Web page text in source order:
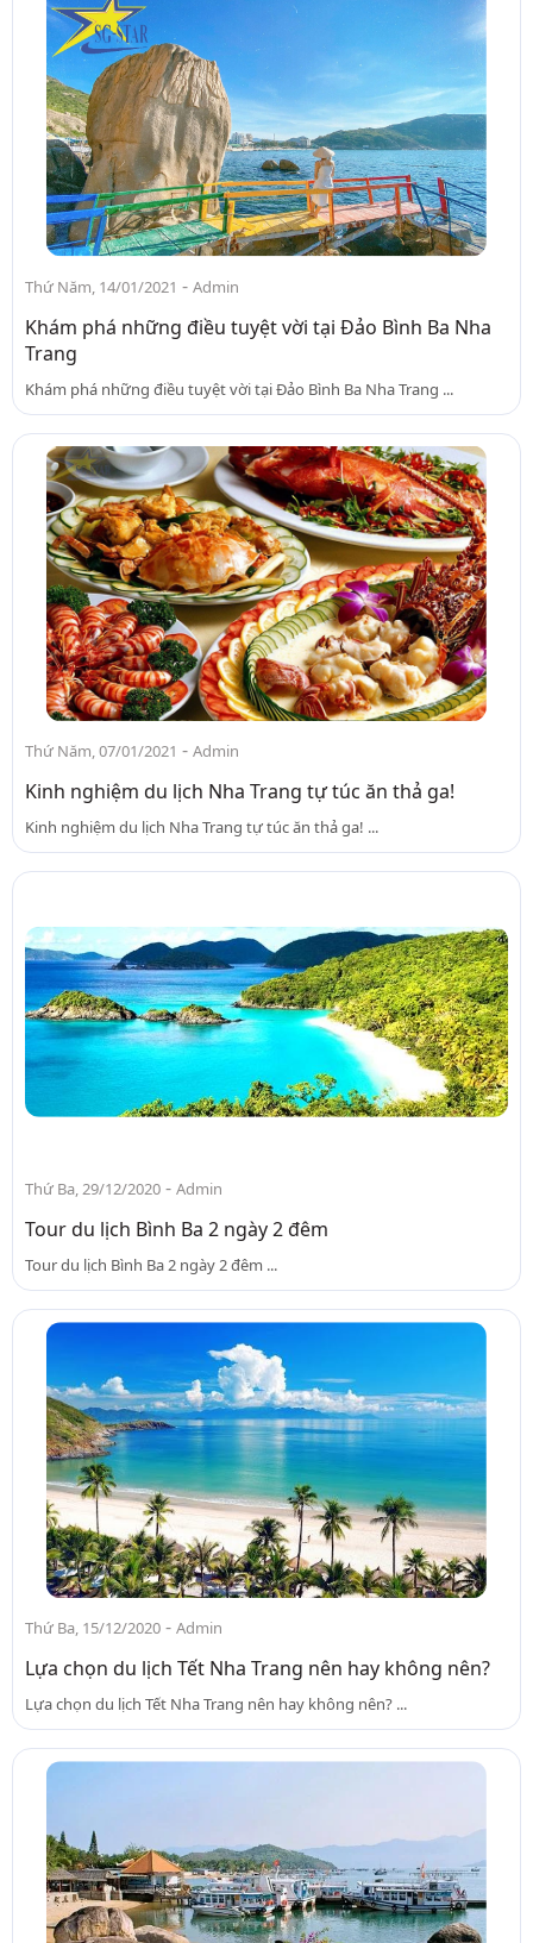
Thứ Năm, 14/01/2021 - Admin
Khám phá những điều tuyệt vời tại Đảo Bình Ba Nha
Trang
Khám phá những điều tuyệt vời tại Đảo Bình Ba Nha Trang ...
Thứ Năm, 07/01/2021 - Admin
Kinh nghiệm du lịch Nha Trang tự túc ăn thả ga!
Kinh nghiệm du lịch Nha Trang tự túc ăn thả ga! ...
Thứ Ba, 29/12/2020 - Admin
Tour du lịch Bình Ba 2 ngày 2 đêm
Tour du lịch Bình Ba 2 ngày 2 đêm ...
Thứ Ba, 15/12/2020 - Admin
Lựa chọn du lịch Tết Nha Trang nên hay không nên?
Lựa chọn du lịch Tết Nha Trang nên hay không nên? ...